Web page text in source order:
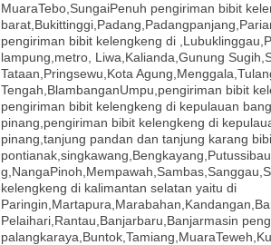
MuaraTebo,SungaiPenuh pengiriman bibit
pengiriman bibit kelengkeng di
lampung,metro, Liwa,Kalianda,Gunung
Tataan,Pringsewu,Kota
Tengah,BlambanganUmpu,pengiriman bibit
pengiriman bibit kelengkeng di kepulauan
pinang,pengiriman bibit kelengkeng di
pinang,tanjung pandan dan tanjung karang
kelengkeng di kalimantan selatan yaitu di
Pelaihari,Rantau,Banjarbaru,Banjarmasin